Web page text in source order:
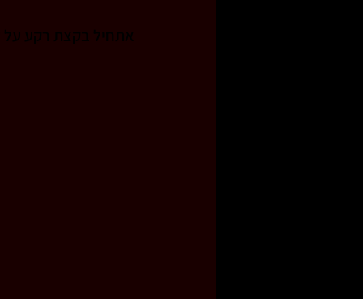
אתחיל בקצת רקע על